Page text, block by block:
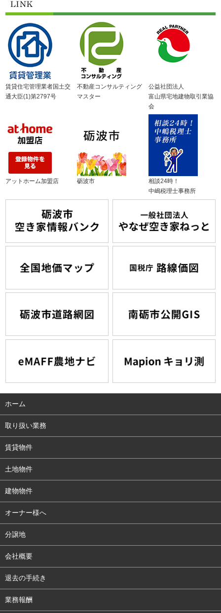
賃貸住宅管理業者国土交
通大臣(1)第2797号
不動産コンサルティング
マスター
公益社団法人
富山県宅地建物取引業協
会
アットホーム加盟店 砺波市
相談24時！
中嶋税理士事務所
ホーム
取り扱い業務
賃貸物件
土地物件
建物物件
オーナー様へ
分譲地
会社概要
退去の手続き
業務報酬